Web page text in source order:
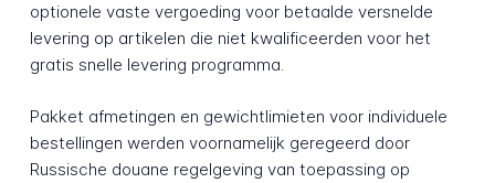
optionele vaste vergoeding voor betaalde versnelde
levering op artikelen die niet kwalificeerden voor het
gratis snelle levering programma.
Pakket afmetingen en gewichtlimieten voor individuele
bestellingen werden voornamelijk geregeerd door
Russische douane regelgeving van toepassing op